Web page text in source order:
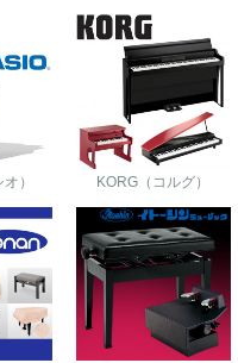
） KORG（コルグ）